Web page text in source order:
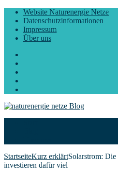
Website Naturenergie Netze
Datenschutzinformationen
Impressum
Über uns
StartseiteKurz erklärtSolarstrom: Die
investieren dafür viel